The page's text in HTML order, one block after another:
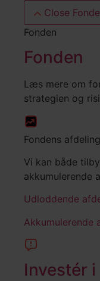
Close
Fonden
Fonden
Læs mere om
strategien og
Fondens
Vi kan både
akkumulerende
Udloddende
Akkumulerende
Investér